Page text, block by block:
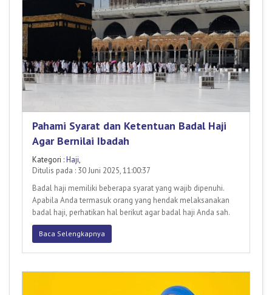
Pahami Syarat dan Ketentuan Badal Haji
Agar Bernilai Ibadah
Kategori :Haji,
Ditulis pada : 30 Juni 2025, 11:00:37
Badal haji memiliki beberapa syarat yang wajib dipenuhi.
Apabila Anda termasuk orang yang hendak melaksanakan
badal haji, perhatikan hal berikut agar badal haji Anda sah.
Baca Selengkapnya